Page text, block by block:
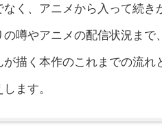
く、アニメから入って続
噂やアニメの配信状況ま
描く本作のこれまでの流
ます。